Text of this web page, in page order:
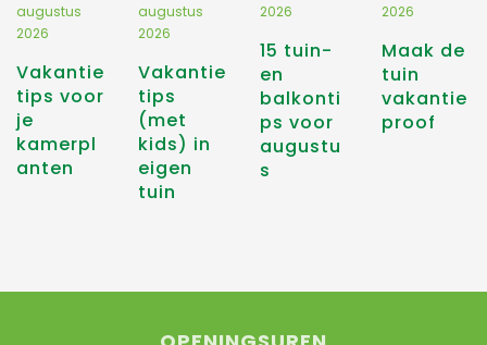
Vakantie
tips voor
je
kamerpl
anten
augustus
2026
Vakantie
tips
(met
kids) in
eigen
tuin
augustus
2026
15 tuin-
en
balkonti
ps voor
augustu
s
2026
Maak de
tuin
vakantie
proof
2026